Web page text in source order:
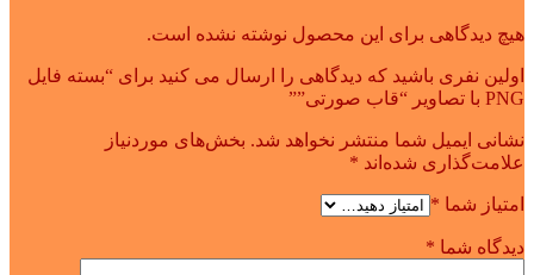
هیچ دیدگاهی برای این محصول نوشته نشده است.
اولین نفری باشید که دیدگاهی را ارسال می کنید برای “بسته فایل
PNG با تصاویر “قاب صورتی””
نشانی ایمیل شما منتشر نخواهد شد. بخش‌های موردنیاز
علامت‌گذاری شده‌اند *
امتیاز شما *
دیدگاه شما *